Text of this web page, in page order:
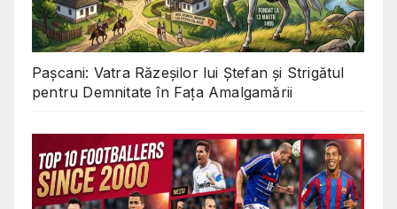
Pașcani: Vatra Răzeșilor lui Ștefan și Strigătul
pentru Demnitate în Fața Amalgamării